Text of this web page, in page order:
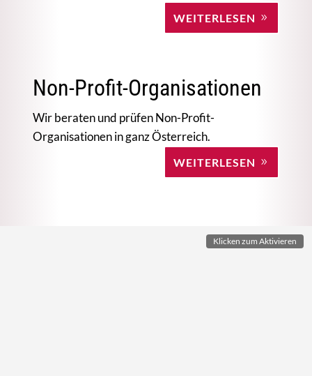
WEITERLESEN
Non-Profit-Organisationen
Wir beraten und prüfen Non-Profit-
Organisationen in ganz Österreich.
WEITERLESEN